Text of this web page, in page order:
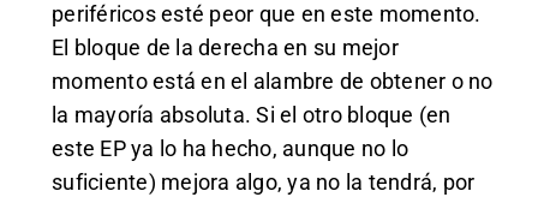
periféricos esté peor que en este momento.
El bloque de la derecha en su mejor
momento está en el alambre de obtener o no
la mayoría absoluta. Si el otro bloque (en
este EP ya lo ha hecho, aunque no lo
suficiente) mejora algo, ya no la tendrá, por